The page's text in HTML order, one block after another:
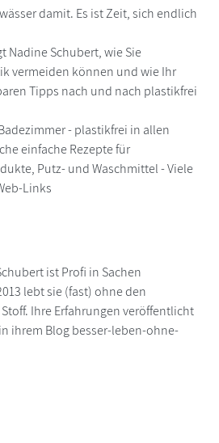
damit. Es ist Zeit, sich endlich
Nadine Schubert, wie Sie
vermeiden können und wie Ihr
Tipps nach und nach plastikfrei
- plastikfrei in allen
einfache Rezepte für
Putz- und Waschmittel - Viele
Links
ist Profi in Sachen
lebt sie (fast) ohne den
Ihre Erfahrungen veröffentlicht
ihrem Blog besser-leben-ohne-